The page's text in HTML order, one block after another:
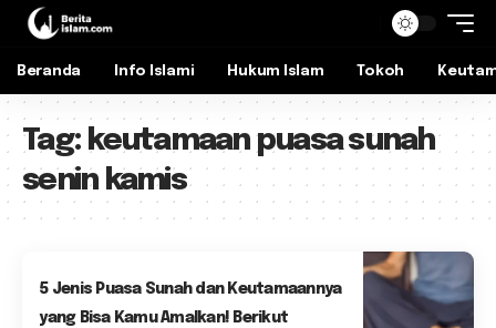
Beranda Info Islami Hukum Islam Tokoh
Tag: keutamaan puasa sunah
senin kamis
5 Jenis Puasa Sunah dan Keutamaannya
yang Bisa Kamu Amalkan! Berikut